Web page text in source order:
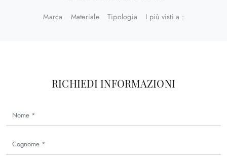
Marca Materiale Tipologia I più visti a :
RICHIEDI INFORMAZIONI